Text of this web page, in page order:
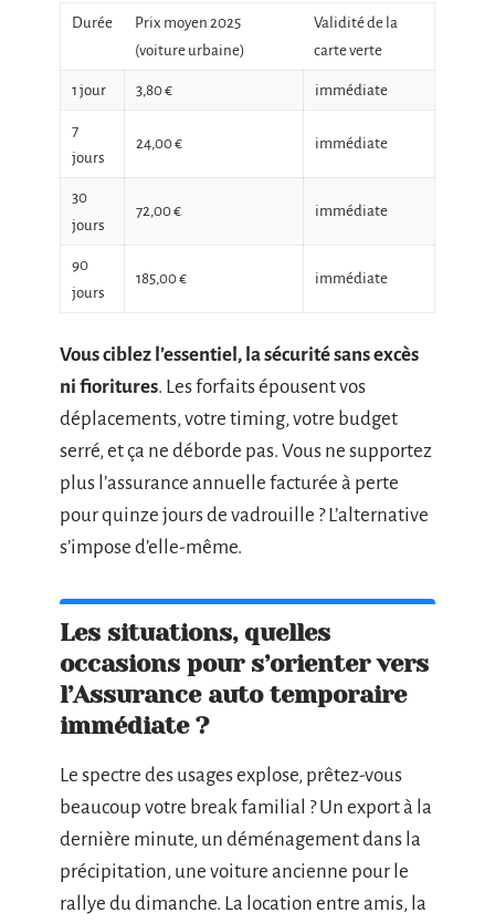
Durée
Prix moyen 2025
(voiture urbaine)
Validité de la
carte verte
1 jour 3,80 € immédiate
7
jours
24,00 € immédiate
30
jours
72,00 € immédiate
90
jours
185,00 € immédiate
Vous ciblez l’essentiel, la sécurité sans excès
ni fioritures. Les forfaits épousent vos
déplacements, votre timing, votre budget
serré, et ça ne déborde pas. Vous ne supportez
plus l’assurance annuelle facturée à perte
pour quinze jours de vadrouille ? L’alternative
s’impose d’elle-même.
Les situations, quelles
occasions pour s’orienter vers
l’Assurance auto temporaire
immédiate ?
Le spectre des usages explose, prêtez-vous
beaucoup votre break familial ? Un export à la
dernière minute, un déménagement dans la
précipitation, une voiture ancienne pour le
rallye du dimanche. La location entre amis, la